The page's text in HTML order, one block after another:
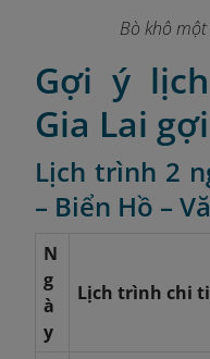
Bò khô
Gợi ý
Gia Lai
Lịch trình 2
– Biển Hồ –
N
g
à
y
Lịch trình chi